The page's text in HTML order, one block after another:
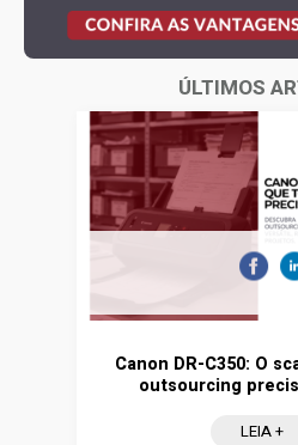
ÚLTIMOS
Canon DR-C350: O
outsourcing
LEIA +